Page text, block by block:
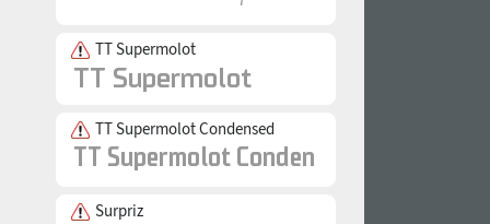
TT Supermolot
TT Supermolot Condensed
Surpriz